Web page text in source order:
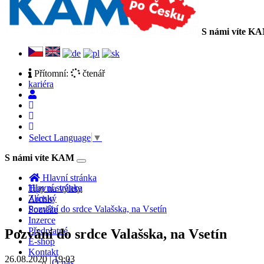
S námi víte
Přítomní:
čtenář
kariéra
Select Language ▼
S námi víte KAM
Toggle
navigation
Hlavní stránka
Tipy na výlety
Archiv
Soutěže
Inzerce
Předplatné
E-shop
Kontakt
Hlavní stránka
Zlínský
Pozvání do srdce Valašska, na Vsetín
Pozvání do srdce Valašska, na Vsetín
26.08.2020 | 19:03